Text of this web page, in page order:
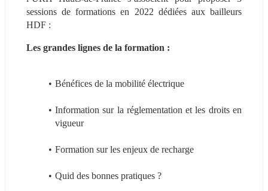
sessions de formations en 2022 dédiées aux bailleurs
HDF :
Les grandes lignes de la formation :
Bénéfices de la mobilité électrique
Information sur la réglementation et les droits en
vigueur
Formation sur les enjeux de recharge
Quid des bonnes pratiques ?